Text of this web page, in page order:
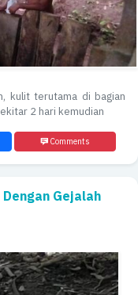
kulit terutama di bagian
2 hari kemudian
Comments
Gejalah